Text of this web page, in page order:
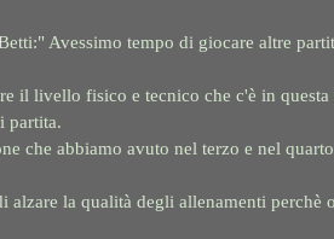
Avessimo tempo di giocare altre
il livello fisico e tecnico che c'è in
partita.
che abbiamo avuto nel terzo e nel
alzare la qualità degli allenamenti perchè